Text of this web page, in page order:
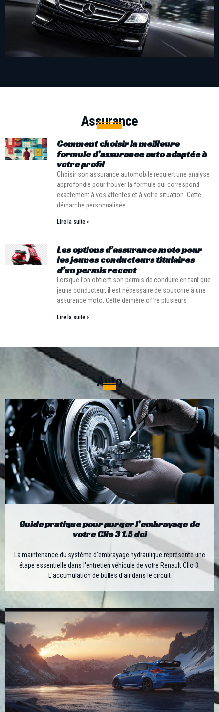
Assurance
Comment choisir la meilleure
formule d’assurance auto adaptée à
votre profil
Choisir son assurance automobile requiert une analyse
approfondie pour trouver la formule qui correspond
exactement à vos attentes et à votre situation. Cette
démarche personnalisée
Lire la suite »
Les options d’assurance moto pour
les jeunes conducteurs titulaires
d’un permis recent
Lorsque l’on obtient son permis de conduire en tant que
jeune conducteur, il est nécessaire de souscrire à une
assurance moto. Cette dernière offre plusieurs
Lire la suite »
Auto
Guide pratique pour purger l’embrayage de
votre Clio 3 1.5 dci
La maintenance du système d'embrayage hydraulique représente une
étape essentielle dans l'entretien véhicule de votre Renault Clio 3.
L'accumulation de bulles d'air dans le circuit